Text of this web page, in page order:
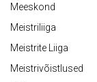
Meeskond
Meistriliiga
Meistrite Liiga
Meistrivõistlused